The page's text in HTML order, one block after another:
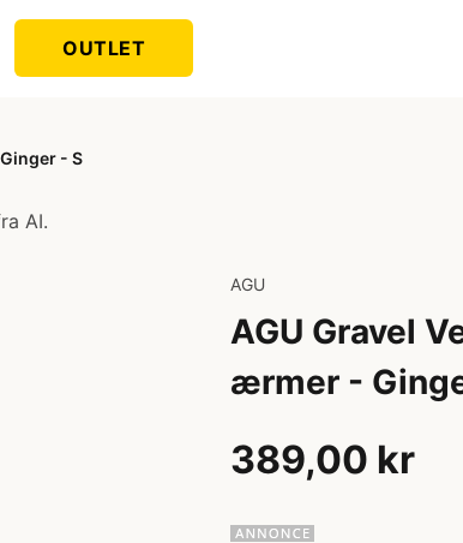
OUTLET
- S
AI.
AGU
AGU Gravel
ærmer -
389,00 kr